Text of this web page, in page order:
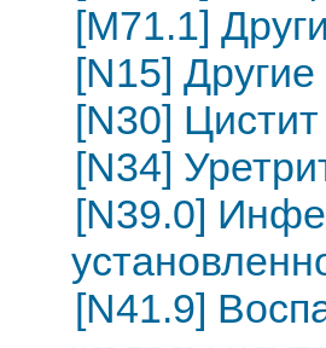
[M71.1]
[N15]
[N30] Цистит
[N34]
[N39.0]
[N41.9]